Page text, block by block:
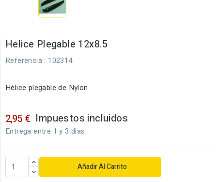
Helice Plegable 12x8.5
Referencia : 102314
Hélice plegable de Nylon
2,95 € Impuestos incluidos
Entrega entre 1 y 3 dias
Añadir Al Carrito